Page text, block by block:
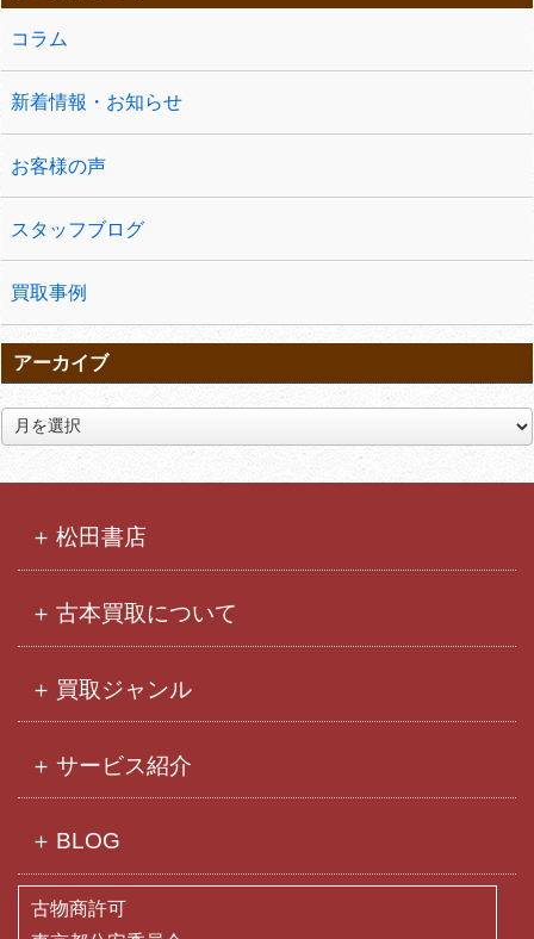
コラム
新着情報・お知らせ
お客様の声
スタッフブログ
買取事例
アーカイブ
ア
ー
松田書店
古本買取について
買取ジャンル
サービス紹介
BLOG
古物商許可